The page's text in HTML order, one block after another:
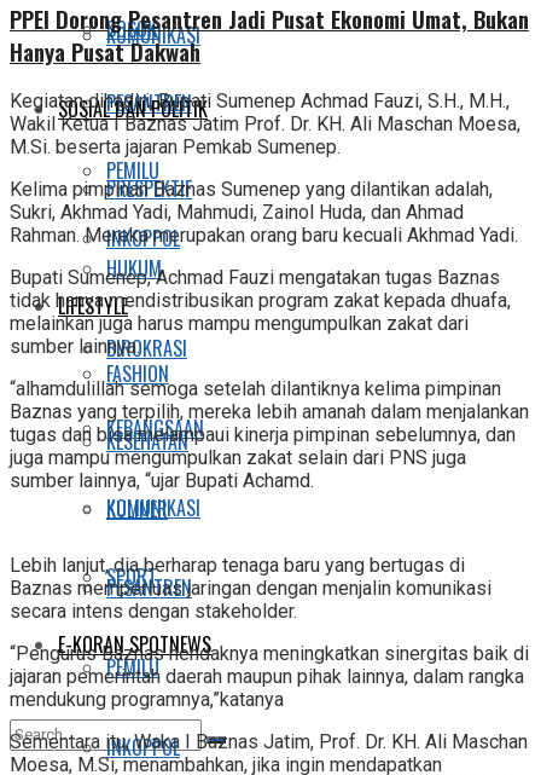
KOMUNIKASI
PESANTREN
PEMILU
INKOPPOL
LIFESTYLE
FASHION
KESEHATAN
KULINER
SPORT
E-KORAN SPOTNEWS
SOSOK
SOSIAL DAN POLITIK
PRESPEKTIF
HUKUM
BIROKRASI
KEBANGSAAN
KOMUNIKASI
PESANTREN
PEMILU
INKOPPOL
PPEI Dorong Pesantren Jadi Pusat Ekonomi Umat, Bukan
Hanya Pusat Dakwah
Kegiatan dihadiri, Bupati Sumenep Achmad Fauzi, S.H., M.H.,
Wakil Ketua I Baznas Jatim Prof. Dr. KH. Ali Maschan Moesa,
M.Si. beserta jajaran Pemkab Sumenep.
Kelima pimpinan Baznas Sumenep yang dilantikan adalah,
Sukri, Akhmad Yadi, Mahmudi, Zainol Huda, dan Ahmad
Rahman. Mereka merupakan orang baru kecuali Akhmad Yadi.
Bupati Sumenep, Achmad Fauzi mengatakan tugas Baznas
tidak hanya mendistribusikan program zakat kepada dhuafa,
melainkan juga harus mampu mengumpulkan zakat dari
sumber lainnya.
“alhamdulillah semoga setelah dilantiknya kelima pimpinan
Baznas yang terpilih, mereka lebih amanah dalam menjalankan
tugas dan bisa melampaui kinerja pimpinan sebelumnya, dan
juga mampu mengumpulkan zakat selain dari PNS juga
sumber lainnya, “ujar Bupati Achamd.
Lebih lanjut, dia berharap tenaga baru yang bertugas di
Baznas memperluas jaringan dengan menjalin komunikasi
secara intens dengan stakeholder.
“Pengurus Baznas hendaknya meningkatkan sinergitas baik di
jajaran pemerintah daerah maupun pihak lainnya, dalam rangka
mendukung programnya,”katanya
Sementara itu, Waka I Baznas Jatim, Prof. Dr. KH. Ali Maschan
Moesa, M.Si, menambahkan, jika ingin mendapatkan